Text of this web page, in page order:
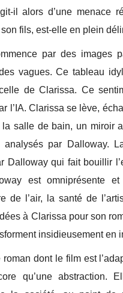
il alors d’une menace
fils, est-elle en plein
par des images
vagues. Ce tableau
de Clarissa. Ce
l’IA. Clarissa se lève,
la salle de bain, un miroir
analysés par Dalloway.
Dalloway qui fait bouillir
est omniprésente
de l’air, la santé de
à Clarissa pour son
insidieusement en
roman dont le film est
qu’une abstraction.